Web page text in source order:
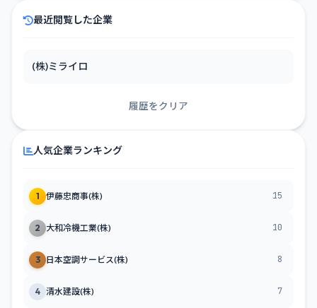
最近閲覧した企業
(株)ミライロ
履歴をクリア
人気企業ランキング
1 伊藤忠商事(株) 15
2 大和冷機工業(株) 10
3 日本空調サービス(株) 8
4 清水建設(株) 7